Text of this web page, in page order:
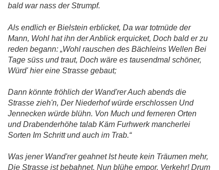
bald war nass der Strumpf.
Als endlich er Bielstein erblicket, Da war totmüde der
Mann, Wohl hat ihn der Anblick erquicket, Doch bald er zu
reden begann: „Wohl rauschen des Bächleins Wellen Bei
Tage süss und traut, Doch wäre es tausendmal schöner,
Würd' hier eine Strasse gebaut;
Dann könnte fröhlich der Wand'rer Auch abends die
Strasse zieh'n, Der Niederhof würde erschlossen Und
Jennecken würde blühn. Von Much und ferneren Orten
und Drabenderhöhe talab Käm Furhwerk mancherlei
Sorten Im Schritt und auch im Trab.“
Was jener Wand'rer geahnet Ist heute kein Träumen mehr,
Die Strasse ist bebahnet, Nun blühe empor, Verkehr! Drum